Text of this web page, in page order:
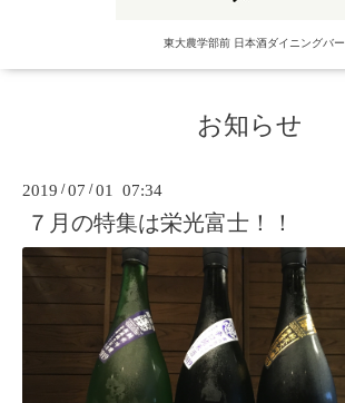
東大農学部前 日本酒ダイニングバー
お知らせ
2019 /07 /01 07:34
７月の特集は栄光富士！！